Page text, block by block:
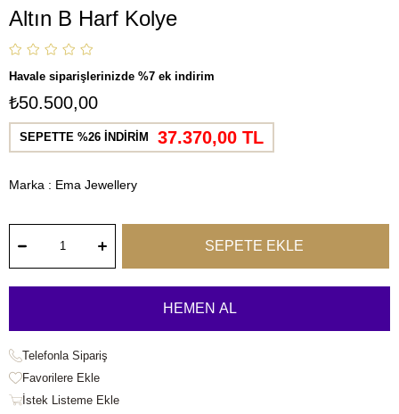
Altın B Harf Kolye
Havale siparişlerinizde %7 ek indirim
₺50.500,00
SEPETTE %26 İNDİRİM 37.370,00 TL
Marka : Ema Jewellery
Telefonla Sipariş
Favorilere Ekle
İstek Listeme Ekle